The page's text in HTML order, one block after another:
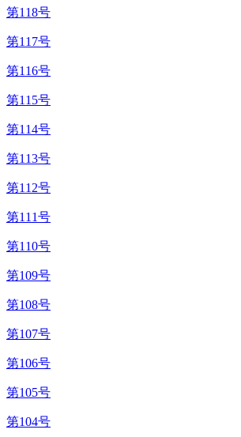
第118号
第117号
第116号
第115号
第114号
第113号
第112号
第111号
第110号
第109号
第108号
第107号
第106号
第105号
第104号